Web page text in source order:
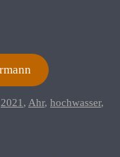
2021, Ahr, hochwasser,